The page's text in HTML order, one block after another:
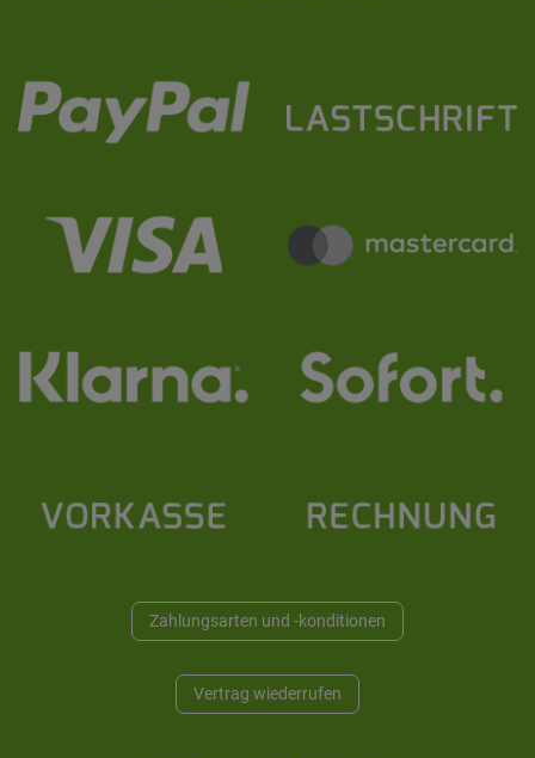
Zahlungsarten und -konditionen
Vertrag wiederrufen